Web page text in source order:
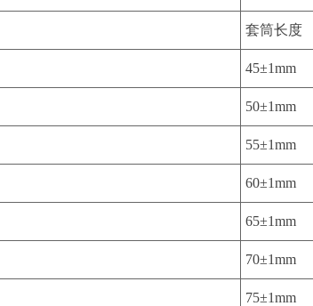
套筒长度
45±1mm
50±1mm
55±1mm
60±1mm
65±1mm
70±1mm
75±1mm